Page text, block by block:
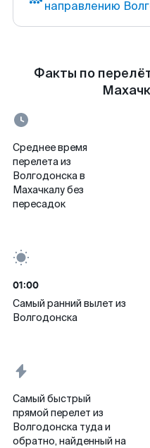
направлению
Факты по
Среднее время
перелета из
Волгодонска в
Махачкалу без
пересадок
01:00
Самый ранний вылет из
Волгодонска
Самый быстрый
прямой перелет из
Волгодонска туда и
обратно, найденный на